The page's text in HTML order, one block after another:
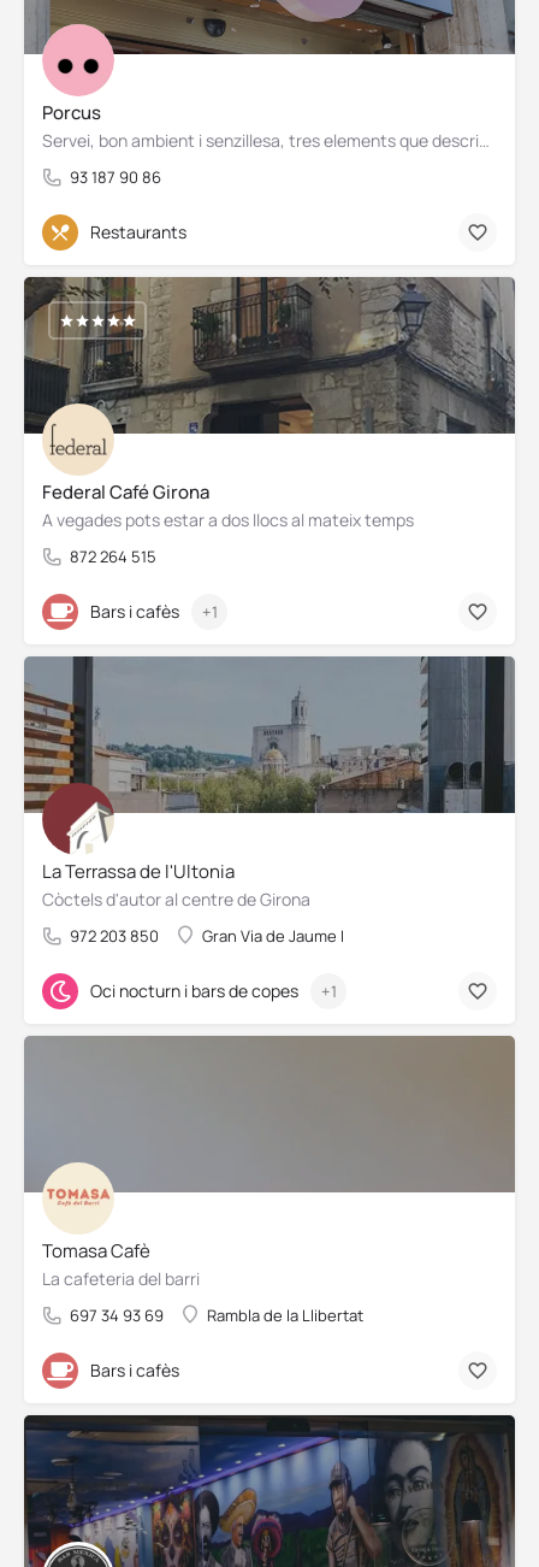
Porcus
Servei, bon ambient i senzillesa, tres elements que descriuen el Porcus, un establiment situat a Plaça…
93 187 90 86
Restaurants
Federal Café Girona
A vegades pots estar a dos llocs al mateix temps
872 264 515
Bars i cafès +1
La Terrassa de l'Ultonia
Còctels d'autor al centre de Girona
972 203 850 Gran Via de Jaume I
Oci nocturn i bars de copes +1
Tomasa Cafè
La cafeteria del barri
697 34 93 69 Rambla de la Llibertat
Bars i cafès